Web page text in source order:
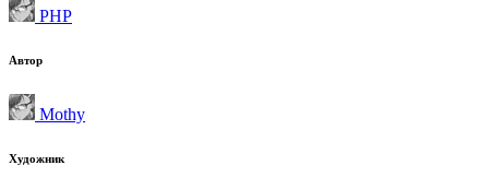
PHP
Автор
Mothy
Художник